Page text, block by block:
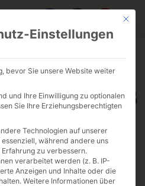
FUHRPARK
Mit
Einstellungen
bevor Sie unsere Website weiter
und Ihre Einwilligung zu optionalen
Sie Ihre Erziehungsberechtigten
Technologien auf unserer
während andere uns
zu verbessern.
verarbeitet werden (z. B. IP-
Anzeigen und Inhalte oder die
Weitere Informationen über